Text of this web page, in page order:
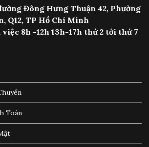
Đông Hưng Thuận 42, Phường
Q12, TP Hồ Chí Minh
8h -12h 13h-17h thứ 2 tới thứ 7
Toán